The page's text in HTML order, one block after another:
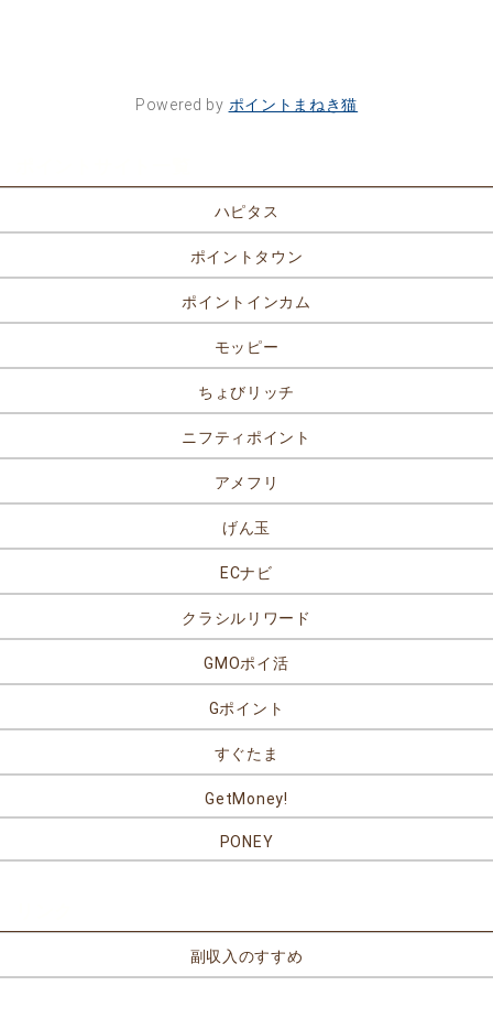
Powered by ポイントまねき猫
ハピタス
ポイントタウン
ポイントインカム
モッピー
ちょびリッチ
ニフティポイント
アメフリ
げん玉
ECナビ
クラシルリワード
GMOポイ活
Gポイント
すぐたま
GetMoney!
PONEY
副収入のすすめ